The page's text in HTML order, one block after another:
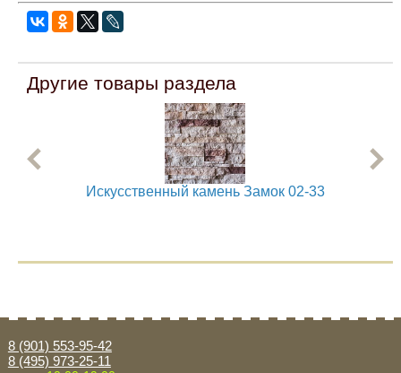
Другие товары раздела
Искусственный камень Замок 02-33
8 (901) 553-95-42
8 (495) 973-25-11